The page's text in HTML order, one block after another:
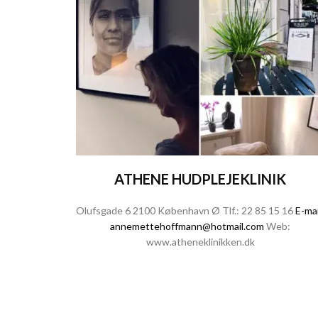
ATHENE HUDPLEJEKLINIK
Olufsgade 6 2100 København Ø Tlf.: 22 85 15 16E-
annemettehoffmann@hotmail.com Web:
www.atheneklinikken.dk